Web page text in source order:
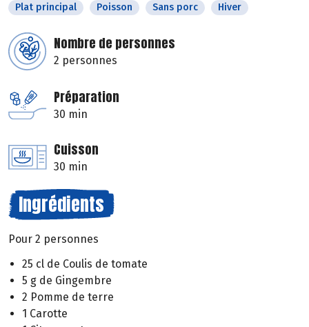
Plat principal Poisson Sans porc Hiver
Nombre de personnes
2 personnes
Préparation
30 min
Cuisson
30 min
Ingrédients
Pour 2 personnes
25 cl de Coulis de tomate
5 g de Gingembre
2 Pomme de terre
1 Carotte